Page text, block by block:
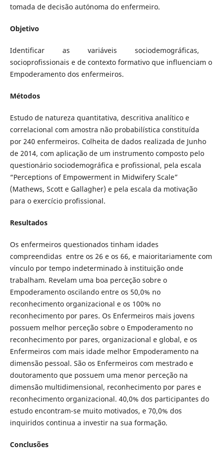
tomada de decisão autónoma do enfermeiro.
Objetivo
Identificar as variáveis sociodemográficas,
socioprofissionais e de contexto formativo que influenciam o
Empoderamento dos enfermeiros.
Métodos
Estudo de natureza quantitativa, descritiva analítico e
correlacional com amostra não probabilística constituída
por 240 enfermeiros. Colheita de dados realizada de Junho
de 2014, com aplicação de um instrumento composto pelo
questionário sociodemográfica e profissional, pela escala
“Perceptions of Empowerment in Midwifery Scale”
(Mathews, Scott e Gallagher) e pela escala da motivação
para o exercício profissional.
Resultados
Os enfermeiros questionados tinham idades
compreendidas entre os 26 e os 66, e maioritariamente com
vínculo por tempo indeterminado à instituição onde
trabalham. Revelam uma boa perceção sobre o
Empoderamento oscilando entre os 50,0% no
reconhecimento organizacional e os 100% no
reconhecimento por pares. Os Enfermeiros mais jovens
possuem melhor perceção sobre o Empoderamento no
reconhecimento por pares, organizacional e global, e os
Enfermeiros com mais idade melhor Empoderamento na
dimensão pessoal. São os Enfermeiros com mestrado e
doutoramento que possuem uma menor perceção na
dimensão multidimensional, reconhecimento por pares e
reconhecimento organizacional. 40,0% dos participantes do
estudo encontram-se muito motivados, e 70,0% dos
inquiridos continua a investir na sua formação.
Conclusões